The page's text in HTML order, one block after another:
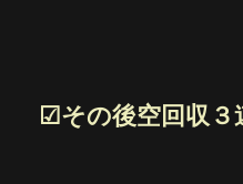
☑︎その後空回収３